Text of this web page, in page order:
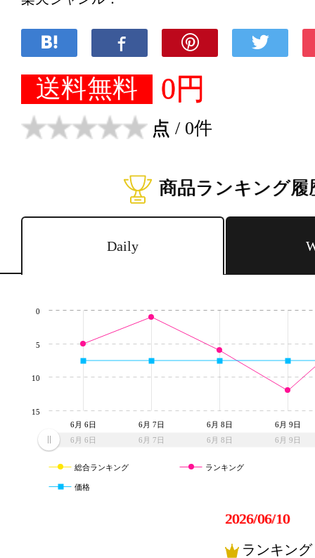
送料無料 0円
点 / 0件
商品ランキング履
Daily
6月 6日 6月 7日 6月 8日 6月 9日
6月 6日 6月 7日 6月 8日 6月 9日
0
5
10
15
総合ランキング ランキング
価格
2026/06/10
ランキン